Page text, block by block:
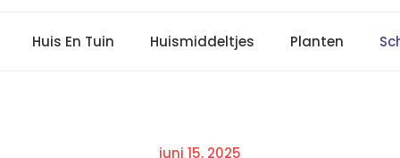
Huis En Tuin Huismiddeltjes Planten
Posted
juni 15, 2025